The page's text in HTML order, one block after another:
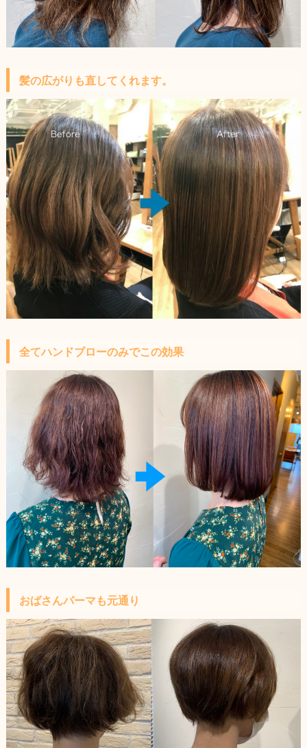
髪の広がりも直してくれます。
全てハンドブローのみでこの効果
おばさんパーマも元通り